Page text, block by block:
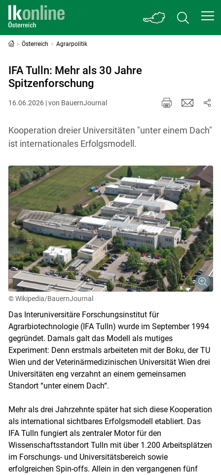
Skip to main content
Österreich Agrarpolitik
IFA Tulln: Mehr als 30 Jahre
Spitzenforschung
16.06.2026 | von BauernJournal
Kooperation dreier Universitäten "unter einem Dach"
ist internationales Erfolgsmodell.
© Wikipedia/BauernJournal
Das Interuniversitäre Forschungsinstitut für
Agrarbiotechnologie (IFA Tulln) wurde im September 1994
gegründet. Damals galt das Modell als mutiges
Experiment: Denn erstmals arbeiteten mit der Boku, der TU
Wien und der Veterinärmedizinischen Universität Wien drei
Universitäten eng verzahnt an einem gemeinsamen
Standort “unter einem Dach“.
Mehr als drei Jahrzehnte später hat sich diese Kooperation
als international sichtbares Erfolgsmodell etabliert. Das
IFA Tulln fungiert als zentraler Motor für den
Wissenschaftsstandort Tulln mit über 1.200 Arbeitsplätzen
im Forschungs- und Universitätsbereich sowie
erfolgreichen Spin-offs. Allein in den vergangenen fünf